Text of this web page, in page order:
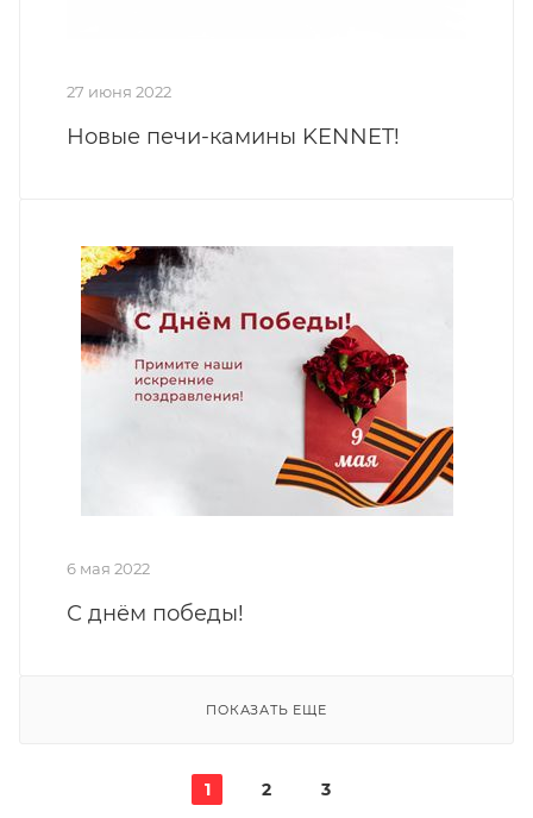
27 июня 2022
Новые печи-камины KENNET!
6 мая 2022
С днём победы!
ПОКАЗАТЬ ЕЩЕ
1 2 3